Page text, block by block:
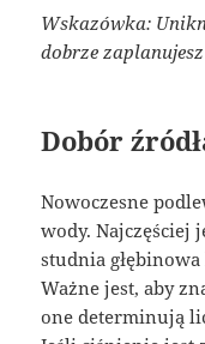
Wskazówka:
dobrze
Dobór
Nowoczesne
wody. Najczęściej
studnia
Ważne jest, aby
one determinują